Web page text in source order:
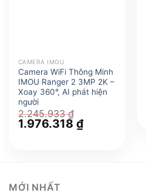
CAMERA IMOU
Camera WiFi Thông Minh
IMOU Ranger 2 3MP 2K –
Xoay 360°, AI phát hiện
người
2.245.933₫
Giá
gốc
1.976.318 ₫Giá
hiện
MỚI NHẤT